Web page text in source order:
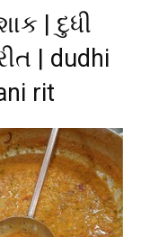
| દુધી
| dudhi
rit